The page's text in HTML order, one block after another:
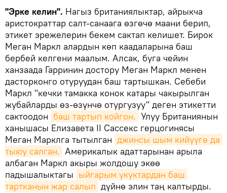
"Эрке келин". Нагыз британиялыктар, айрыкча
аристократтар салт-санаага өзгөчө маани берип,
этикет эрежелерин бекем сактап келишет. Бирок
Меган Маркл алардын көп каадаларына баш
бербей келгени маалым. Алсак, буга чейин
ханзаада Гарринин достору Меган Маркл менен
дасторконго отуруудан баш тартышкан. Себеби
Маркл "кечки тамакка конок катары чакырылган
жубайларды өз-өзүнчө отургузуу" деген этикетти
сактоодон баш тартып койгон. Улуу Британиянын
ханышасы Елизавета II Сассекс герцогинясы
Меган Марклга тытылган джинсы шым кийүүгө да
тыюу салган. Америкалык адаттарынан арыла
албаган Маркл акыры жолдошу экөө
падышалыктагы ыйгарым укуктардан баш
тартканын жар салып дүйнө элин таң калтырды.